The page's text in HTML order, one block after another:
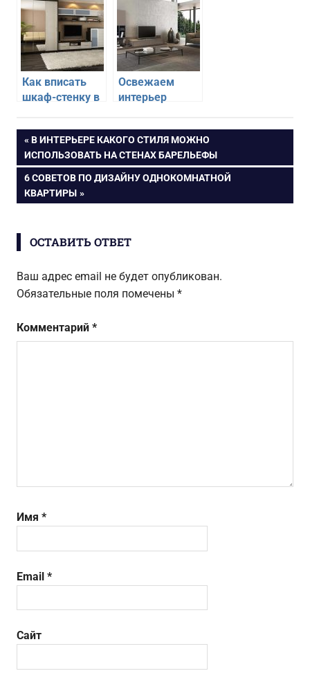
кухни-гостиной гостиной
Как вписать
шкаф-стенку в
современной
гостиной
Освежаем
интерьер
помощи света
Навигация
по
записям
ПРЕДЫДУЩАЯ
ЗАПИСЬ:
В ИНТЕРЬЕРЕ КАКОГО СТИЛЯ МОЖНО
ИСПОЛЬЗОВАТЬ НА СТЕНАХ БАРЕЛЬЕФЫ
СЛЕДУЮЩАЯ
ЗАПИСЬ:
6 СОВЕТОВ ПО ДИЗАЙНУ ОДНОКОМНАТНОЙ
КВАРТИРЫ
ОСТАВИТЬ ОТВЕТ
Ваш адрес email не будет опубликован.
Обязательные поля помечены *
Комментарий *
Имя *
Email *
Сайт